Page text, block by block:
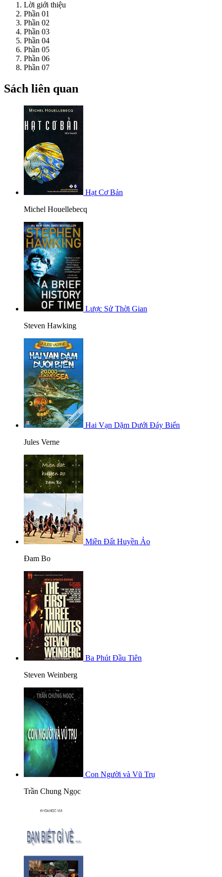
Lời giới thiệu
Phần 01
Phần 02
Phần 03
Phần 04
Phần 05
Phần 06
Phần 07
Sách liên quan
Hạt Cơ Bản
Michel Houellebecq
Lược Sử Thời Gian
Steven Hawking
Hai Vạn Dặm Dưới Đáy Biển
Jules Verne
Miền Đất Huyền Ảo
Đam Bo
Ba Phút Đầu Tiên
Steven Weinberg
Con Người và Vũ Trụ
Trần Chung Ngọc